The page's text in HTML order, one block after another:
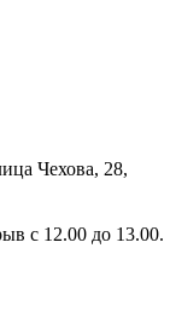
Чехова, 28,
с 12.00 до 13.00.